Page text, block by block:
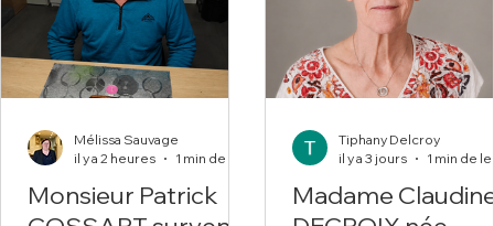
Monsieur Patrick
Mélissa Sauvage
il y a 2 heures
Madame
Tiphany Delcroy
il y a 3 jours